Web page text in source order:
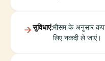
सुविधाएं:मौसम के अनुसार
लिए नकदी ले जाएं।